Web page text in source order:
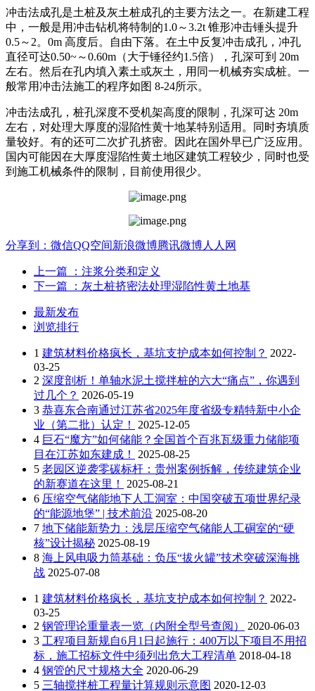
冲击法成孔是土桩及灰土桩成孔的主要方法之一。在新建工程
中，一般是用冲击钻机将特制的1.0～3.2t 锥形冲击锤头提升
0.5～2。0m 高度后。自由下落。在土中反复冲击成孔，冲孔
直径可达0.50~～0.60m（大于锤径约1.5倍），孔深可到 20m
左右。然后在孔内填入素土或灰土，用同一机械夯实成桩。一
般常用冲击法施工的程序如图 8-24所示。
冲击法成孔，桩孔深度不受机架高度的限制，孔深可达 20m
左右，对处理大厚度的湿陷性黄十地某特别适用。同时夯填质
量较好。有的还可二次扩孔挤密。因此在国外早已广泛应用。
国内可能因在大厚度湿陷性黄土地区建筑工程较少，同时也受
到施工机械条件的限制，目前使用很少。
分享到： 微信QQ空间新浪微博腾讯微博人人网
上一篇
：注浆分类和定义
下一篇
：灰土桩挤密法处理湿陷性黄土地基
最新发布
浏览排行
1 建筑材料价格疯长，基坑支护成本如何控制？ 2022-
03-25
2 深度剖析！单轴水泥土搅拌桩的六大“痛点”，你遇到
过几个？ 2026-05-19
3 恭喜东合南通过江苏省2025年度省级专精特新中小企
业（第二批）认定！
2025-12-05
4 巨石“魔方”如何储能？全国首个百兆瓦级重力储能项
目在江苏如东建成！
2025-08-25
5 老园区逆袭零碳标杆：贵州案例拆解，传统建筑企业
的新赛道在这里！
2025-08-21
6 压缩空气储能地下人工洞室：中国突破五项世界纪录
的“能源地堡” | 技术前沿 2025-08-20
7 地下储能新势力：浅层压缩空气储能人工硐室的“硬
核”设计揭秘 2025-08-19
8 海上风电吸力筒基础：负压“拔火罐”技术突破深海挑
战 2025-07-08
1 建筑材料价格疯长，基坑支护成本如何控制？ 2022-
03-25
2 钢管理论重量表一览（内附全型号查阅）
2020-06-03
3 工程项目新规自6月1日起施行：400万以下项目不用招
标，施工招标文件中须列出危大工程清单 2018-04-18
4 钢管的尺寸规格大全 2020-06-29
5 三轴搅拌桩工程量计算规则示意图 2020-12-03